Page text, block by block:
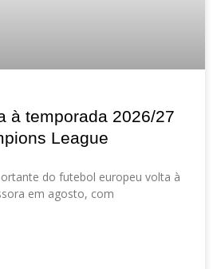
à temporada 2026/27
League
do futebol europeu volta à
em agosto, com